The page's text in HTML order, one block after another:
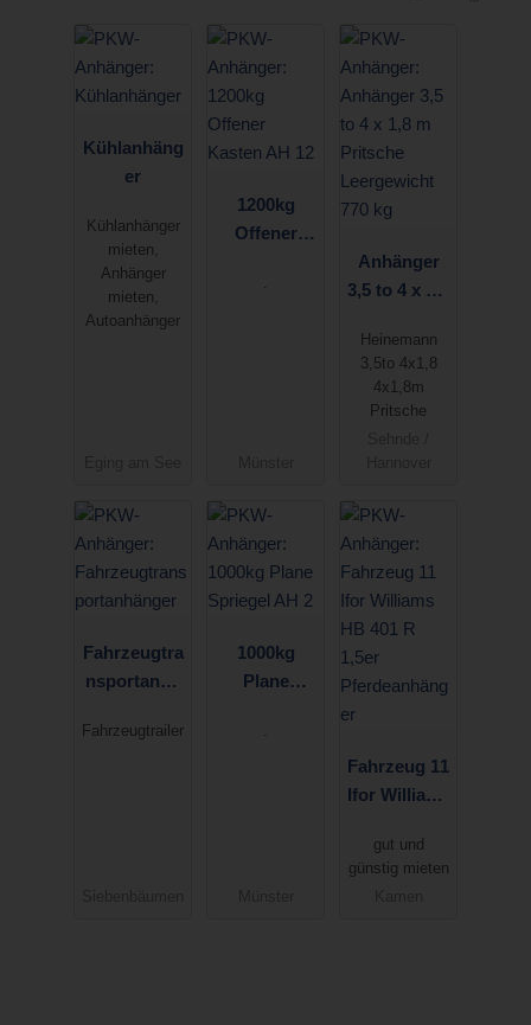
Kühlanhäng
er
Kühlanhänger
mieten,
Anhänger
mieten,
Autoanhänger
1200kg
Offener
12.
Anhänger
3,5 to 4 x 1,8
Leergewicht
770 kg
Heinemann
3,5to 4x1,8
4x1,8m
Pritsche
Fahrzeugtra
nsportanhä
Fahrzeugtrailer
1000kg
Plane
2.
Fahrzeug 11
Ifor Williams
1,5er
Pferdeanhä
gut und
günstig mieten